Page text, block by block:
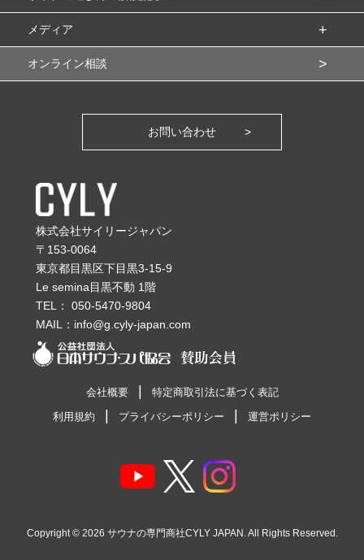
メディア
オンライン相談
お問い合わせ
株式会社サイリージャパン
〒153-0064
東京都目黒区下目黒3-15-9
Le semina目黒不動 1階
TEL： 050-5470-9804
MAIL： info@g.cyly-japan.com
会社概要
特定商取引法に基づく表記
利用規約
プライバシーポリシー 運営ポリシー
Copyright © 2026 サウナの専門商社CYLY JAPAN . All Rights Reserved.